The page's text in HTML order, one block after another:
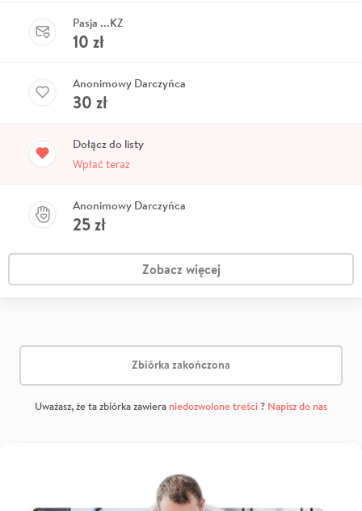
Pasja ...KZ
10 zł
Anonimowy Darczyńca
30 zł
Dołącz do listy
Wpłać teraz
Anonimowy Darczyńca
25zł
Zobacz więcej
Zbiórka zakończona
Uważasz, że ta zbiórka zawiera niedozwolone treści? Napisz do nas